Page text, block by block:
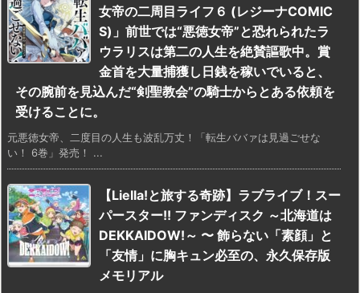
女帝の二周目ライフ６ (レジーナCOMIC
S)」前世では“悪徳女帝”と恐れられたラ
ウラリスは第二の人生を絶賛謳歌中。賞
金首を大量捕獲し日銭を稼いでいると、
その腕前を見込んだ“剣聖教会”の騎士からとある依頼を
受けることに。
元悪徳女帝、二度目の人生も波乱万丈！「転生ババァは見過ごせな
い！ 6巻」発売！ ...
【Liella!と旅する奇跡】ラブライブ！スー
パースター!! ファンディスク ～北海道は
DEKKAIDOW!～ 〜 飾らない「素顔」と
「友情」に胸キュン必至の、永久保存版
メモリアル